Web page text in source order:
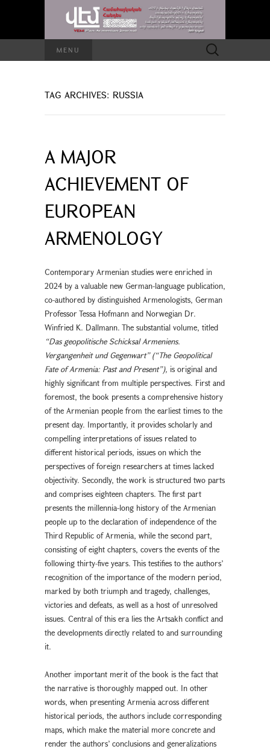
MENU
Search
for:
TAG ARCHIVES: RUSSIA
A MAJOR
ACHIEVEMENT OF
EUROPEAN
ARMENOLOGY
Contemporary Armenian studies were enriched in
2024 by a valuable new German-language publication,
co-authored by distinguished Armenologists, German
Professor Tessa Hofmann and Norwegian Dr.
Winfried K. Dallmann. The substantial volume, titled
“Das geopolitische Schicksal Armeniens.
Vergangenheit und Gegenwart” (“The Geopolitical
Fate of Armenia: Past and Present”), is original and
highly significant from multiple perspectives. First and
foremost, the book presents a comprehensive history
of the Armenian people from the earliest times to the
present day. Importantly, it provides scholarly and
compelling interpretations of issues related to
different historical periods, issues on which the
perspectives of foreign researchers at times lacked
objectivity. Secondly, the work is structured two parts
and comprises eighteen chapters. The first part
presents the millennia-long history of the Armenian
people up to the declaration of independence of the
Third Republic of Armenia, while the second part,
consisting of eight chapters, covers the events of the
following thirty-five years. This testifies to the authors’
recognition of the importance of the modern period,
marked by both triumph and tragedy, challenges,
victories and defeats, as well as a host of unresolved
issues. Central of this era lies the Artsakh conflict and
the developments directly related to and surrounding
it.
Another important merit of the book is the fact that
the narrative is thoroughly mapped out. In other
words, when presenting Armenia across different
historical periods, the authors include corresponding
maps, which make the material more concrete and
render the authors’ conclusions and generalizations